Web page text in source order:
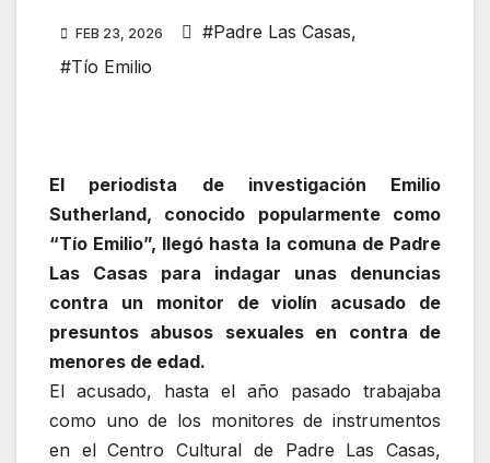
FEB 23, 2026 #Padre Las Casas,
#Tío Emilio
El periodista de investigación Emilio
Sutherland, conocido popularmente como
“Tío Emilio”, llegó hasta la comuna de Padre
Las Casas para indagar unas denuncias
contra un monitor de violín acusado de
presuntos abusos sexuales en contra de
menores de edad.
El acusado, hasta el año pasado trabajaba
como uno de los monitores de instrumentos
en el Centro Cultural de Padre Las Casas,